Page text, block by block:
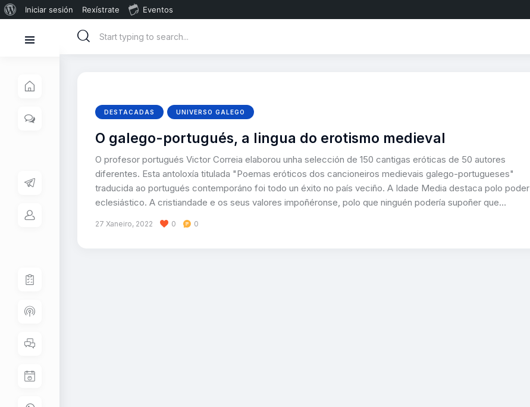
Iniciar sesión Rexístrate Eventos
DESTACADAS UNIVERSO GALEGO
O galego-portugués, a lingua do erotismo medieval
O profesor portugués Victor Correia elaborou unha selección de 150 cantigas eróticas de 50 autores
diferentes. Esta antoloxía titulada "Poemas eróticos dos cancioneiros medievais galego-portugueses"
traducida ao portugués contemporáno foi todo un éxito no país veciño. A Idade Media destaca polo poder
eclesiástico. A cristiandade e os seus valores impoñéronse, polo que ninguén podería supoñer que…
27 Xaneiro, 2022 0 0